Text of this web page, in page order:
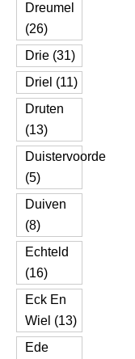
Dreumel
(26)
Drie (31)
Driel (11)
Druten
(13)
Duistervoorde
(5)
Duiven
(8)
Echteld
(16)
Eck En
Wiel (13)
Ede